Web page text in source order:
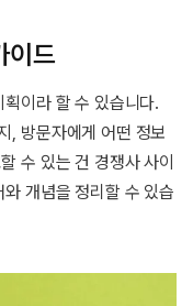
이드
이라 할 수 있습니다.
, 방문자에게 어떤 정보
수 있는 건 경쟁사 사이
개념을 정리할 수 있습